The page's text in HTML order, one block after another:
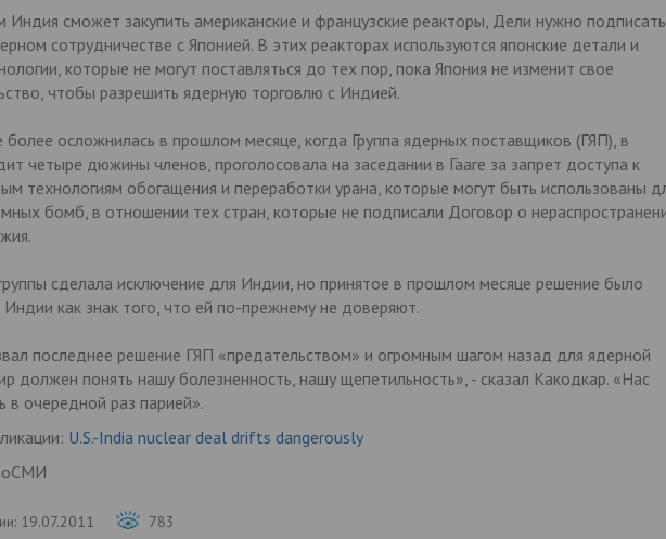
сможет закупить американские и французские реакторы, Дели нужно подписать
сотрудничестве с Японией. В этих реакторах используются японские детали и
которые не могут поставляться до тех пор, пока Япония не изменит свое
чтобы разрешить ядерную торговлю с Индией.
более осложнилась в прошлом месяце, когда Группа ядерных поставщиков (ГЯП), в
четыре дюжины членов, проголосовала на заседании в Гааге за запрет доступа к
технологиям обогащения и переработки урана, которые могут быть использованы
бомб, в отношении тех стран, которые не подписали Договор о
сделала исключение для Индии, но принятое в прошлом месяце решение было
Индии как знак того, что ей по-прежнему не доверяют.
последнее решение ГЯП «предательством» и огромным шагом назад для ядерной
должен понять нашу болезненность, нашу щепетильность», - сказал Какодкар. «Нас
в очередной раз парией».
U.S.-India nuclear deal drifts dangerously
19.07.2011 783